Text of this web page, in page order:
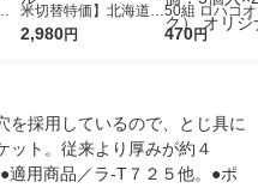
米切替特価】北海道産
ななつぼし 無洗米 5k
2,980円
50組 ロハコ
ルソフトパッ
オリジナル
470円
を採用しているので、とじ具に
ット。従来より厚みが約４
適用商品／ラ-T７２５他。●ポ